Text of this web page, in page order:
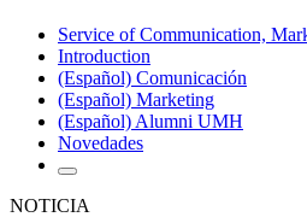
Service of Communication,
Introduction
(Español) Comunicación
(Español) Marketing
(Español) Alumni UMH
Novedades
NOTICIA